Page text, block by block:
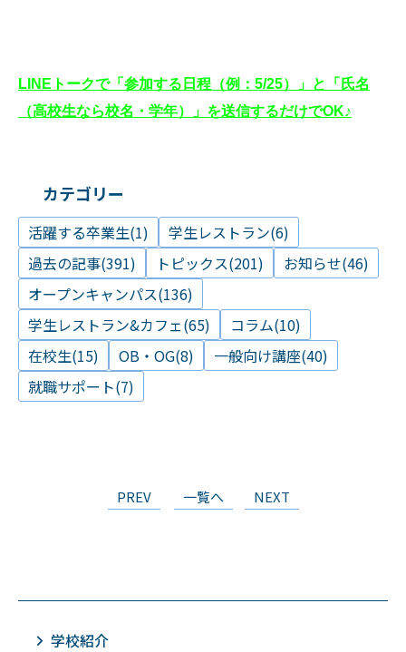
LINEトークで「 参加する日程（例：5/25）
」と「氏名
（高校生なら校名・学年）」を送信するだけでOK♪
カテゴリー
活躍する卒業生(1)
学生レストラン(6)
過去の記事(391)
トピックス(201)
お知らせ(46)
オープンキャンパス(136)
学生レストラン&カフェ(65)
コラム(10)
在校生(15)
OB・OG(8)
一般向け講座(40)
就職サポート(7)
PREV 一覧へ NEXT
学校紹介